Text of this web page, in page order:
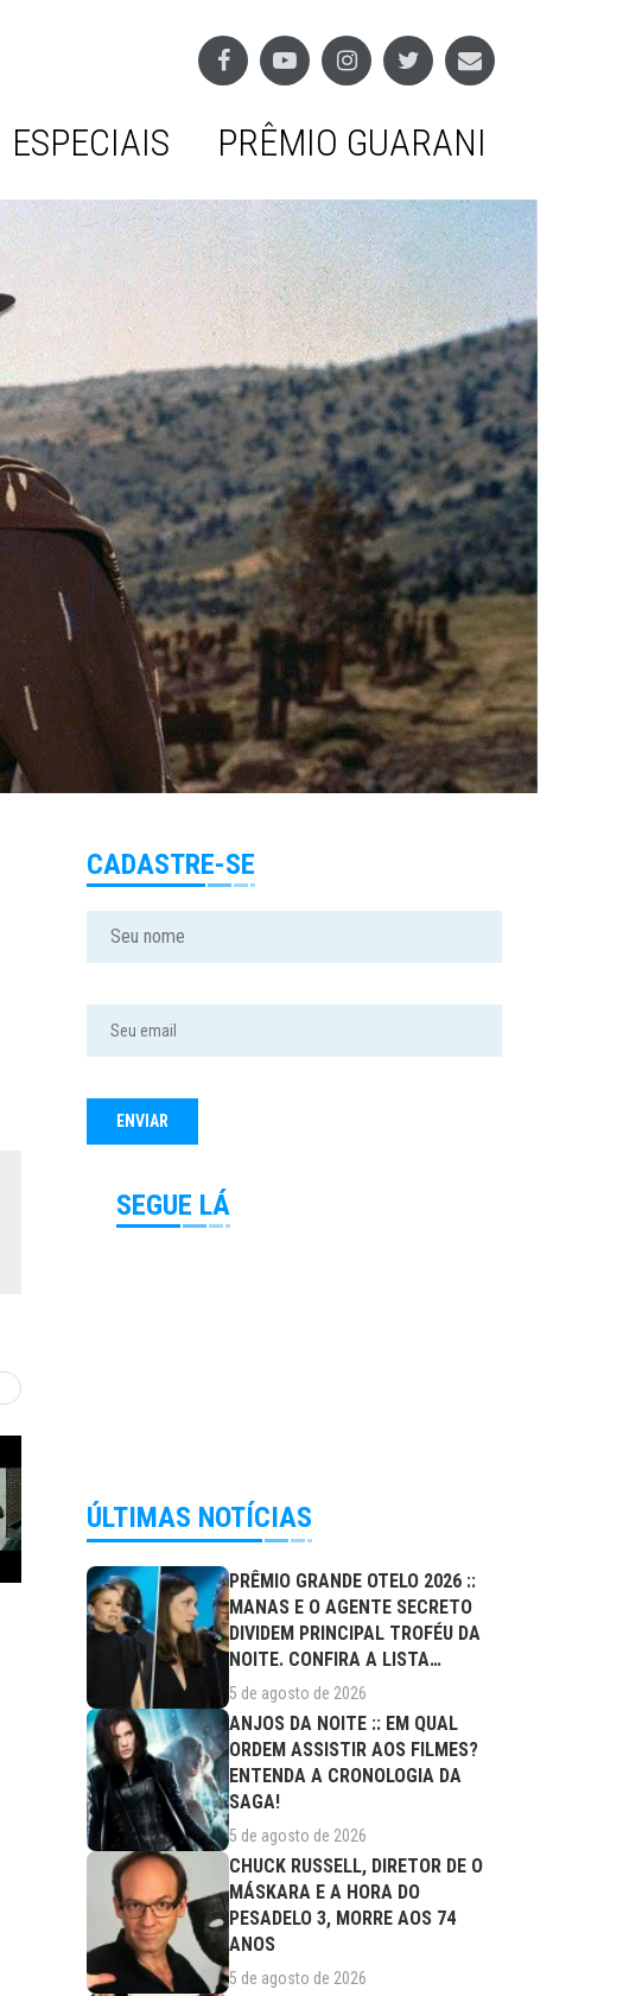
ESPECIAIS PRÊMIO GUARANI
CADASTRE-SE
SEGUE LÁ
ÚLTIMAS NOTÍCIAS
PRÊMIO GRANDE OTELO 2026 ::
MANAS E O AGENTE SECRETO
DIVIDEM PRINCIPAL TROFÉU DA
NOITE. CONFIRA A LISTA
COMPLETA DE...
5 de agosto de 2026
ANJOS DA NOITE :: EM QUAL
ORDEM ASSISTIR AOS FILMES?
ENTENDA A CRONOLOGIA DA
SAGA!
5 de agosto de 2026
CHUCK RUSSELL, DIRETOR DE O
MÁSKARA E A HORA DO
PESADELO 3, MORRE AOS 74
ANOS
5 de agosto de 2026